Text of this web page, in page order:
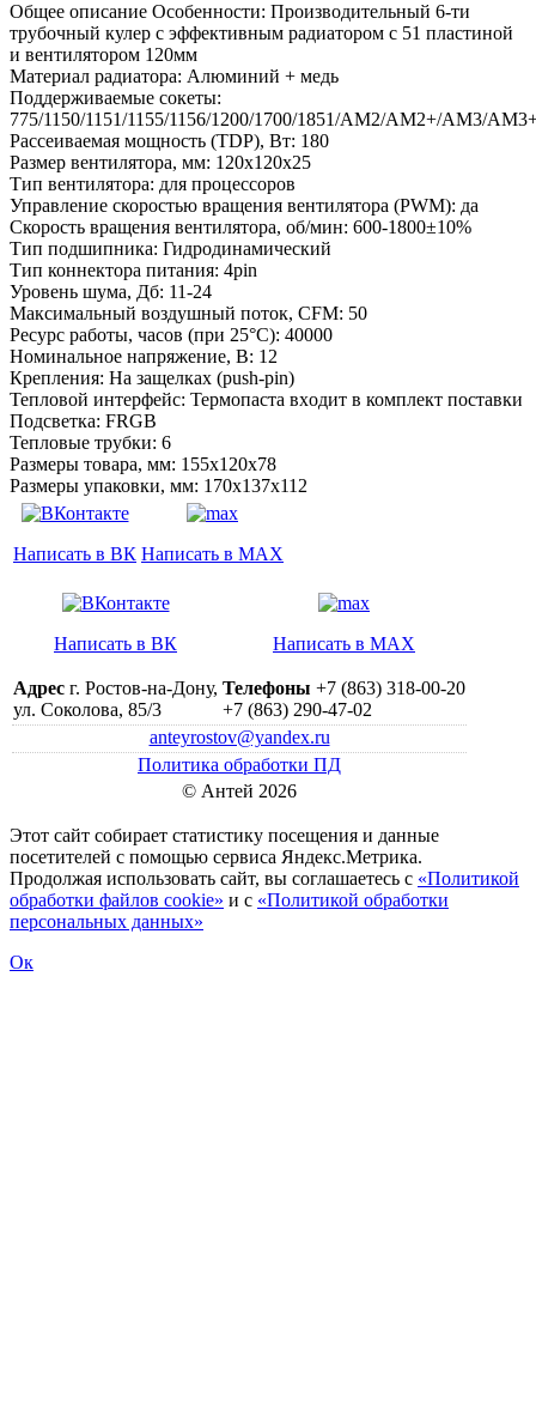
Общее описание Особенности: Производительный 6-ти
трубочный кулер с эффективным радиатором с 51 пластиной
и вентилятором 120мм
Материал радиатора: Алюминий + медь
Поддерживаемые сокеты:
775/1150/1151/1155/1156/1200/1700/1851/AM2/AM2+/AM3/
Рассеиваемая мощность (TDP), Вт: 180
Размер вентилятора, мм: 120x120x25
Тип вентилятора: для процессоров
Управление скоростью вращения вентилятора (PWM): да
Скорость вращения вентилятора, об/мин: 600-1800±10%
Тип подшипника: Гидродинамический
Тип коннектора питания: 4pin
Уровень шума, Дб: 11-24
Максимальный воздушный поток, CFM: 50
Ресурс работы, часов (при 25°C): 40000
Номинальное напряжение, В: 12
Крепления: На защелках (push-pin)
Тепловой интерфейс: Термопаста вxодит в комплект поставки
Подсветка: FRGB
Тепловые трубки: 6
Размеры товара, мм: 155x120x78
Размеры упаковки, мм: 170x137x112
Написать в ВК Написать в MAX
Написать в ВК Написать в MAX
Адрес г. Ростов-на-Дону,
ул. Соколова, 85/3
Телефоны +7 (863) 318-00-20
+7 (863) 290-47-02
anteyrostov@yandex.ru
Политика обработки ПД
© Антей 2026
Этот сайт собирает статистику посещения и данные
посетителей c помощью сервиса Яндекс.Метрика.
Продолжая использовать сайт, вы соглашаетесь с «Политикой
обработки файлов cookie» и с «Политикой обработки
персональных данных»
Ок